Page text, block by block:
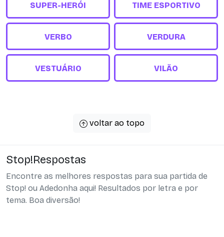
SUPER-HERÓI TIME ESPORTIVO
VERBO VERDURA
VESTUÁRIO VILÃO
voltar ao topo
Stop!Respostas
Encontre as melhores respostas para sua partida de
Stop! ou Adedonha aqui! Resultados por letra e por
tema. Boa diversão!